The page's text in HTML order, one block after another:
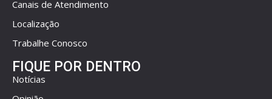
Canais de Atendimento
Localização
Trabalhe Conosco
FIQUE POR DENTRO
Notícias